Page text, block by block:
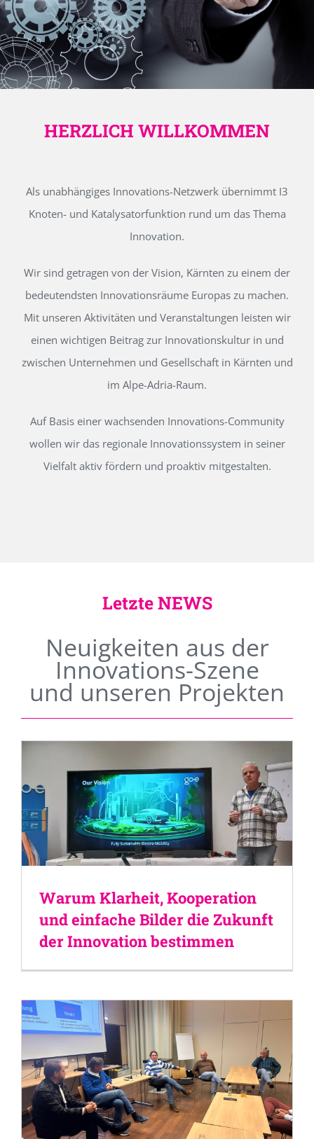
HERZLICH WILLKOMMEN
Als unabhängiges Innovations-Netzwerk übernimmt I3
Knoten- und Katalysatorfunktion rund um das Thema
Innovation.
Wir sind getragen von der Vision, Kärnten zu einem der
bedeutendsten Innovationsräume Europas zu machen.
Mit unseren Aktivitäten und Veranstaltungen leisten wir
einen wichtigen Beitrag zur Innovationskultur in und
zwischen Unternehmen und Gesellschaft in Kärnten und
im Alpe-Adria-Raum.
Auf Basis einer wachsenden Innovations-Community
wollen wir das regionale Innovationssystem in seiner
Vielfalt aktiv fördern und proaktiv mitgestalten.
Letzte NEWS
Neuigkeiten aus der
Innovations-Szene
und unseren Projekten
Warum Klarheit, Kooperation
und einfache Bilder die Zukunft
der Innovation bestimmen